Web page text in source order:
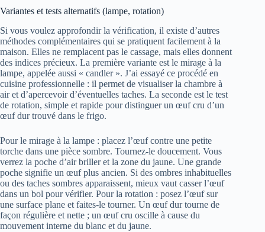
Variantes et tests alternatifs (lampe, rotation)
Si vous voulez approfondir la vérification, il existe d’autres
méthodes complémentaires qui se pratiquent facilement à la
maison. Elles ne remplacent pas le cassage, mais elles donnent
des indices précieux. La première variante est le mirage à la
lampe, appelée aussi « candler ». J’ai essayé ce procédé en
cuisine professionnelle : il permet de visualiser la chambre à
air et d’apercevoir d’éventuelles taches. La seconde est le test
de rotation, simple et rapide pour distinguer un œuf cru d’un
œuf dur trouvé dans le frigo.
Pour le mirage à la lampe : placez l’œuf contre une petite
torche dans une pièce sombre. Tournez-le doucement. Vous
verrez la poche d’air briller et la zone du jaune. Une grande
poche signifie un œuf plus ancien. Si des ombres inhabituelles
ou des taches sombres apparaissent, mieux vaut casser l’œuf
dans un bol pour vérifier. Pour la rotation : posez l’œuf sur
une surface plane et faites-le tourner. Un œuf dur tourne de
façon régulière et nette ; un œuf cru oscille à cause du
mouvement interne du blanc et du jaune.